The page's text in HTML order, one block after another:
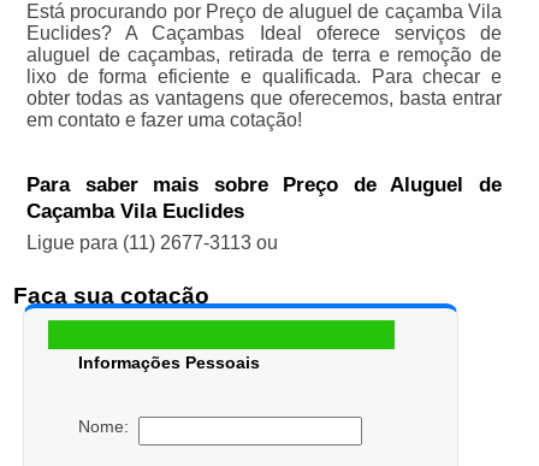
Está procurando por Preço de aluguel de caçamba Vila
Euclides? A Caçambas Ideal oferece serviços de
aluguel de caçambas, retirada de terra e remoção de
lixo de forma eficiente e qualificada. Para checar e
obter todas as vantagens que oferecemos, basta entrar
em contato e fazer uma cotação!
Para saber mais sobre Preço de Aluguel de
Caçamba Vila Euclides
Ligue para (11) 2677-3113ou
Faça sua cotação
Informações Pessoais
Nome: